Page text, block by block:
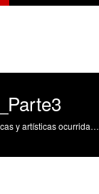
Divulgación de las actividades científicas, tecnológicas y artísticas ocurridas en los tres campus de la UPV